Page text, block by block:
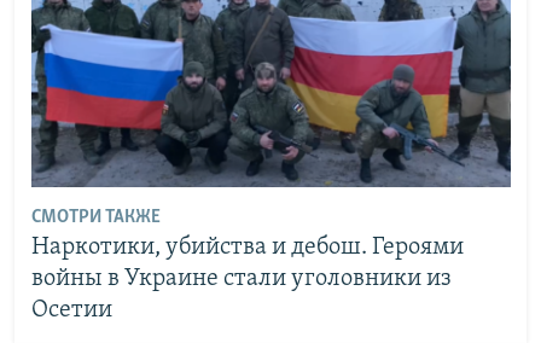
СМОТРИ ТАКЖЕ
Наркотики, убийства и дебош. Героями
войны в Украине стали уголовники из
Осетии